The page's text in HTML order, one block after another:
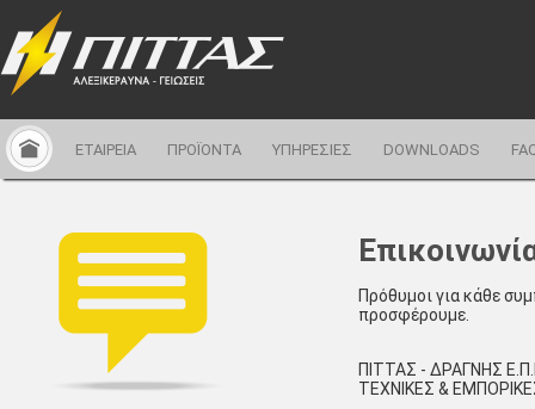
ΕΤΑΙΡΕΙΑ ΠΡΟΪΟΝΤΑ ΥΠΗΡΕΣΙΕΣ DOWNLOADS
Πρόθυμοι για κάθε
προσφέρουμε.
ΠΙΤΤΑΣ - ΔΡΑΓΝΗΣ
ΤΕΧΝΙΚΕΣ &